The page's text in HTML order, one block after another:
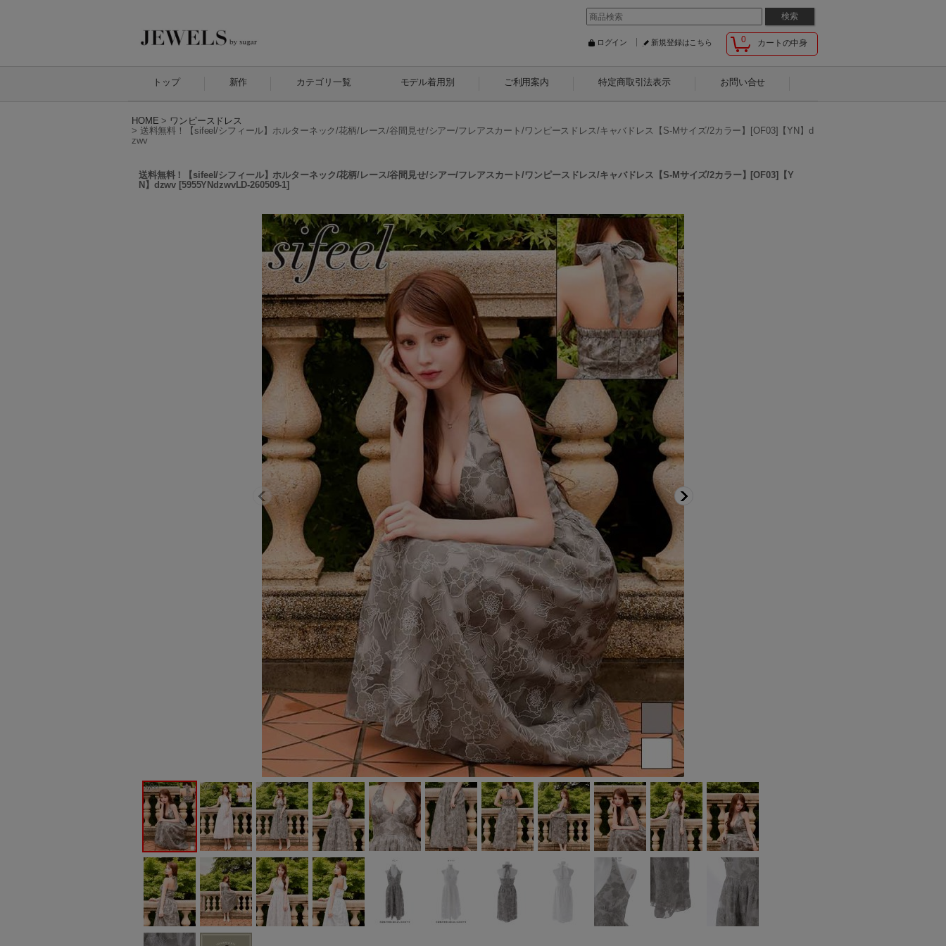
0 カートの中身
ログイン 新規登録はこちら
トップ 新作 カテゴリ一覧 モデル着用別 ご利用案内 特定商取引法表示 お問い合せ
HOME > ワンピースドレス
> 送料無料！【sifeel/シフィール】ホルターネック/花柄/レース/谷間見せ/シアー/フレアスカート/ワンピースドレス/キャバドレス【S-Mサイズ/2カラー】[OF03]【YN】d
zwv
送料無料！【sifeel/シフィール】ホルターネック/花柄/レース/谷間見せ/シアー/フレアスカート/ワンピースドレス/キャバドレス【S-Mサイズ/2カラー】[OF03]【Y
N】dzwv [5955YNdzwvLD-260509-1]